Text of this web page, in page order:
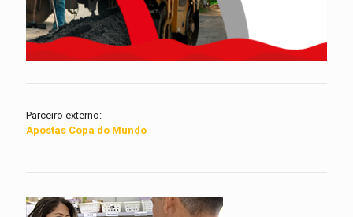
Parceiro externo:
Apostas Copa do Mundo